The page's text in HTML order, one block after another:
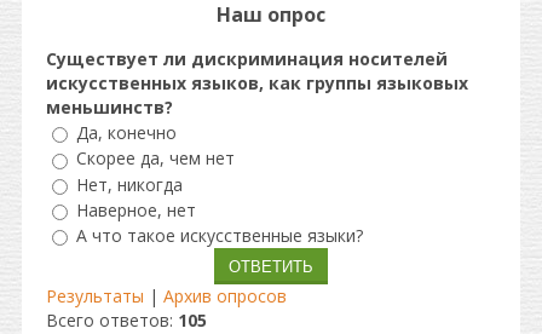
Наш опрос
Существует ли дискриминация носителей
искусственных языков, как группы языковых
меньшинств?
Да, конечно
Скорее да, чем нет
Нет, никогда
Наверное, нет
А что такое искусственные языки?
Результаты | Архив опросов
Всего ответов: 105